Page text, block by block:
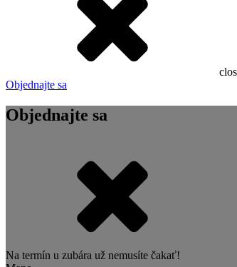
Objednajte sa
Objednajte sa
Na termín u zubára už nemusíte čakať!